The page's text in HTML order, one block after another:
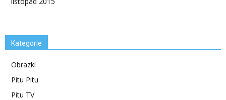
Kategorie
Obrazki
Pitu Pitu
Pitu TV